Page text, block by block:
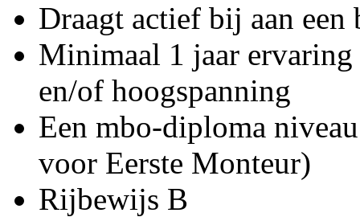
Draagt actief bij aan
Minimaal 1 jaar
en/of hoogspanning
Een mbo-diploma
voor Eerste Monteur)
Rijbewijs B